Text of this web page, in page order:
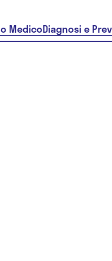
MedicoDiagnosi e